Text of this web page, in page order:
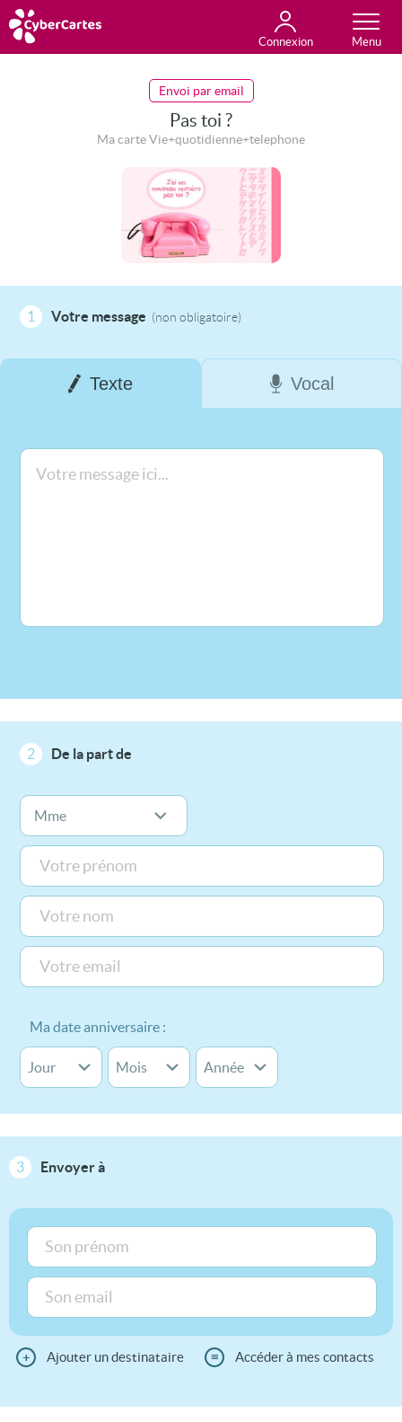
Connexion
Toutes les cartes
Envoi par email
Pas toi ?
Ma carte Vie+quotidienne+telephone
1 Votre message (non obligatoire)
Texte Vocal
2 De la part de
Ma date anniversaire :
3 Envoyer à
+ Ajouter un destinataire ≡ Accéder à mes contacts